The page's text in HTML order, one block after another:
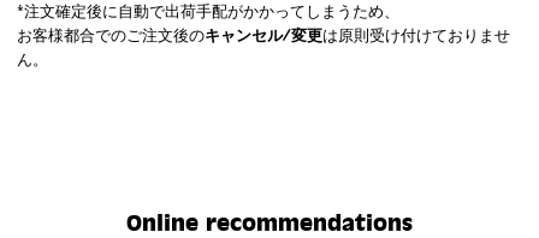
*注文確定後に自動で出荷手配がかかってしまうため、
お客様都合でのご注文後のキャンセル/変更は原則受け付けておりませ
ん。
Online recommendations